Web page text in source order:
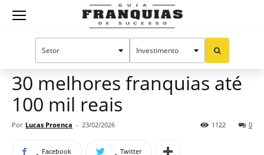
Guia
Mercado de franquias
30 melhores franquias até
100 mil reais
Por Lucas Proença - 23/02/2026 0
1122
Facebook Twitter